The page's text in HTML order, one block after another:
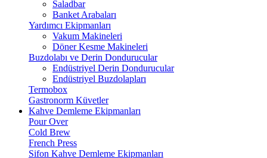
Saladbar
Banket Arabaları
Yardımcı Ekipmanları
Vakum Makineleri
Döner Kesme Makineleri
Buzdolabı ve Derin Dondurucular
Endüstriyel Derin Dondurucular
Endüstriyel Buzdolapları
Termobox
Gastronorm Küvetler
Kahve Demleme Ekipmanları
Pour Over
Cold Brew
French Press
Sifon Kahve Demleme Ekipmanları